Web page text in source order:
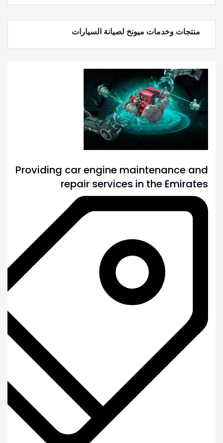
منتجات وخدمات ميونخ لصيانة السيارات
Providing car engine maintenance and
repair services in the Emirates